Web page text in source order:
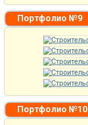
Портфолио №9
Портфолио №10